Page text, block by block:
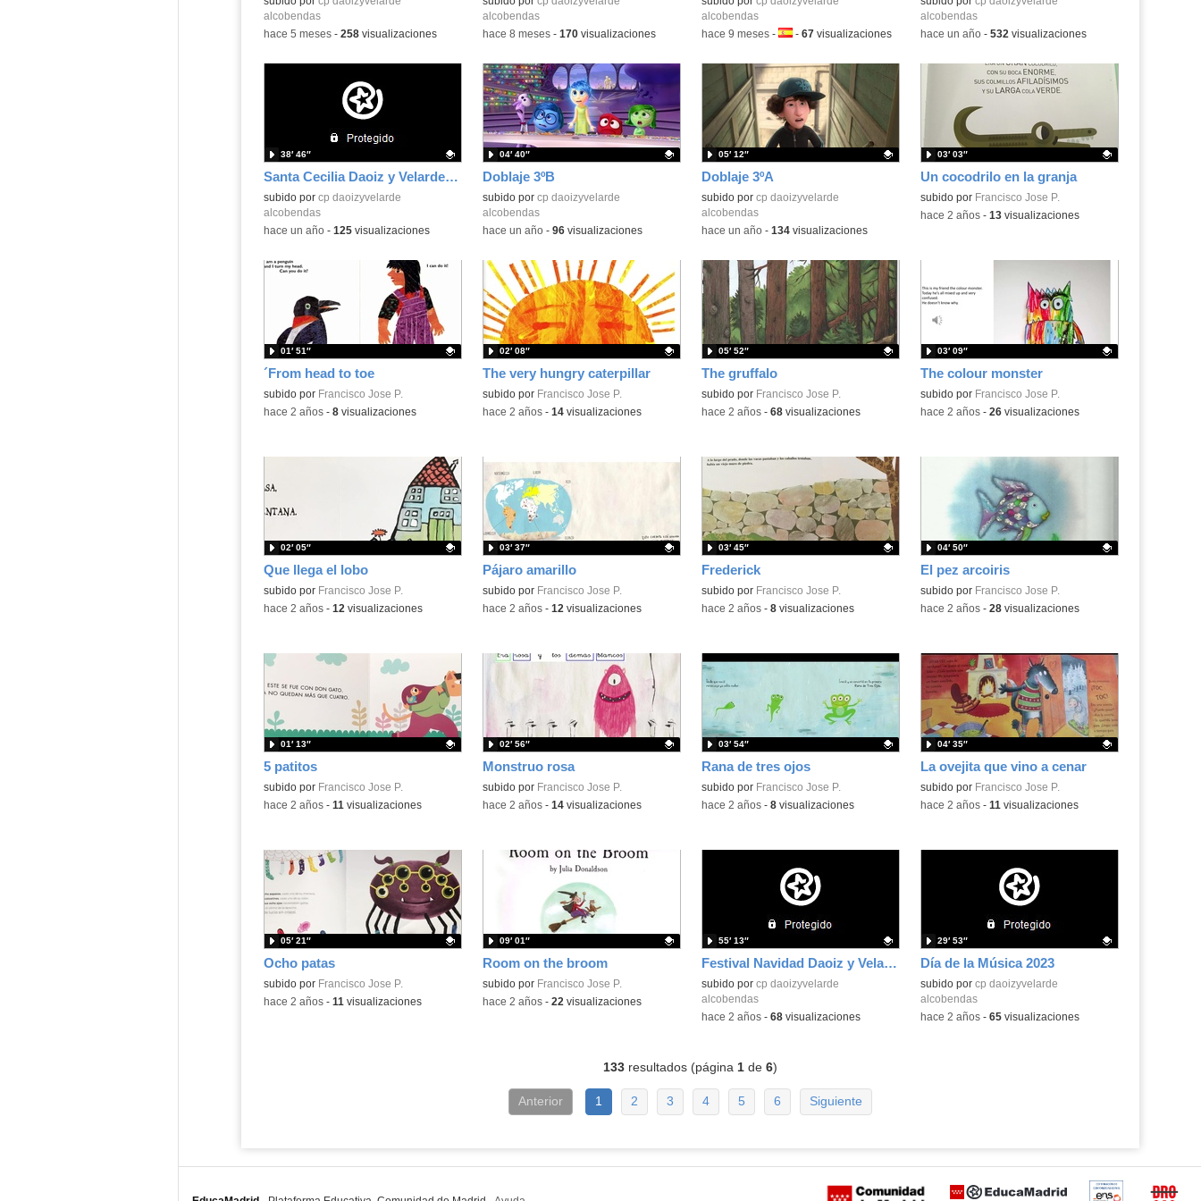
alcobendas
-hace 5 meses- 258visualizaciones
alcobendas
-hace 8 meses- 170visualizaciones
alcobendas
-hace 9 meses- Idioma:
- 67visualizaciones
alcobendas
-hace un año- 532 visualizaciones
Santa Cecilia Daoiz y Velarde 2024
Contenido educativo.
subido por cp daoizyvelarde
alcobendas
38′ 46″
-hace un año- 125visualizaciones
Doblaje 3ºB
Contenido educativo.
subido por cp daoizyvelarde
alcobendas
04′ 40″
-hace un año- 96visualizaciones
Doblaje 3ºA
Contenido educativo.
subido por cp daoizyvelarde
alcobendas
05′ 12″
-hace un año- 134visualizaciones
Un cocodrilo en la granja
Contenido educativo.
subido por Francisco Jose P.
03′ 03″
-hace 2 años- 13visualizaciones
´From head to toe
Contenido educativo.
subido por Francisco Jose P.
01′ 51″
-hace 2 años- 8visualizaciones
The very hungry caterpillar
Contenido educativo.
subido por Francisco Jose P.
02′ 08″
-hace 2 años- 14visualizaciones
The gruffalo
Contenido educativo.
subido por Francisco Jose P.
05′ 52″
-hace 2 años- 68visualizaciones
The colour monster
Contenido educativo.
subido por Francisco Jose P.
03′ 09″
-hace 2 años- 26visualizaciones
Que llega el lobo
Contenido educativo.
subido por Francisco Jose P.
02′ 05″
-hace 2 años- 12 visualizaciones
Pájaro amarillo
Contenido educativo.
subido por Francisco Jose P.
03′ 37″
-hace 2 años- 12 visualizaciones
Frederick
Contenido educativo.
subido por Francisco Jose P.
03′ 45″
-hace 2 años- 8visualizaciones
El pez arcoiris
Contenido educativo.
subido por Francisco Jose P.
04′ 50″
-hace 2 años- 28visualizaciones
5 patitos
Contenido educativo.
subido por Francisco Jose P.
01′ 13″
-hace 2 años- 11 visualizaciones
Monstruo rosa
Contenido educativo.
subido por Francisco Jose P.
02′ 56″
-hace 2 años- 14visualizaciones
Rana de tres ojos
Contenido educativo.
subido por Francisco Jose P.
03′ 54″
-hace 2 años- 8visualizaciones
La ovejita que vino a cenar
Contenido educativo.
subido por Francisco Jose P.
04′ 35″
-hace 2 años- 11 visualizaciones
Ocho patas
Contenido educativo.
subido por Francisco Jose P.
05′ 21″
-hace 2 años- 11 visualizaciones
Room on the broom
Contenido educativo.
subido por Francisco Jose P.
09′ 01″
-hace 2 años- 22 visualizaciones
Festival Navidad Daoiz y Velarde 2023
Contenido educativo.
subido por cp daoizyvelarde
alcobendas
55′ 13″
-hace 2 años- 68visualizaciones
Día de la Música 2023
Contenido educativo.
subido por cp daoizyvelarde
alcobendas
29′ 53″
-hace 2 años- 65visualizaciones
133resultados (página 1de 6)
Anterior 1 2 3 4 5 6 Siguiente